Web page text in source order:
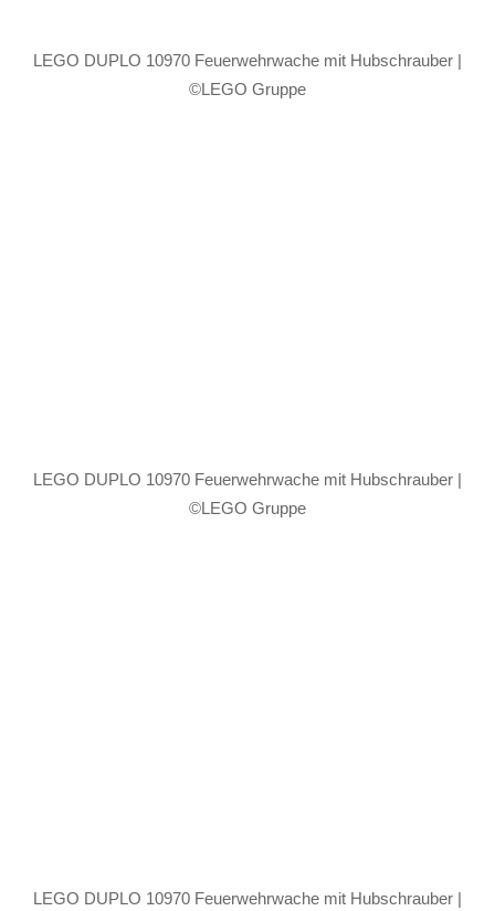
LEGO DUPLO 10970 Feuerwehrwache mit Hubschrauber |
©LEGO Gruppe
LEGO DUPLO 10970 Feuerwehrwache mit Hubschrauber |
©LEGO Gruppe
LEGO DUPLO 10970 Feuerwehrwache mit Hubschrauber |